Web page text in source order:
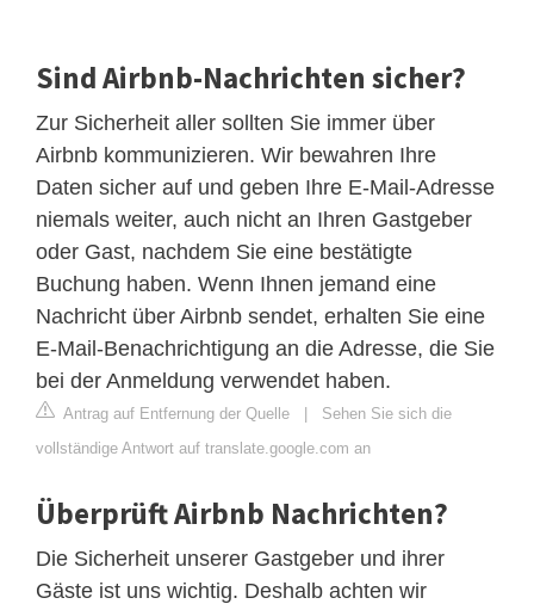
Sind Airbnb-Nachrichten sicher?
Zur Sicherheit aller sollten Sie immer über
Airbnb kommunizieren. Wir bewahren Ihre
Daten sicher auf und geben Ihre E-Mail-Adresse
niemals weiter, auch nicht an Ihren Gastgeber
oder Gast, nachdem Sie eine bestätigte
Buchung haben. Wenn Ihnen jemand eine
Nachricht über Airbnb sendet, erhalten Sie eine
E-Mail-Benachrichtigung an die Adresse, die Sie
bei der Anmeldung verwendet haben.
Antrag auf Entfernung der Quelle | Sehen Sie sich die
vollständige Antwort auf translate.google.com an
Überprüft Airbnb Nachrichten?
Die Sicherheit unserer Gastgeber und ihrer
Gäste ist uns wichtig. Deshalb achten wir